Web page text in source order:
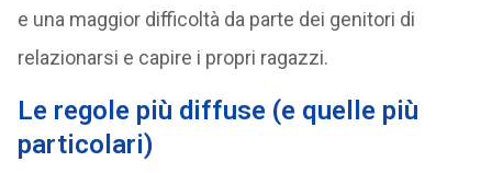
e una maggior difficoltà da parte dei genitori di
relazionarsi e capire i propri ragazzi.
Le regole più diffuse (e quelle più
particolari)